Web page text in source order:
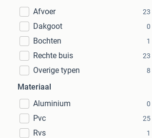
Afvoer
23
Dakgoot 0
Bochten 1
Rechte buis 23
Overige typen 8
Materiaal
Aluminium
0
Pvc 25
Rvs 1